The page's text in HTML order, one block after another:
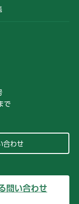
で
合わせ
問い合わせ